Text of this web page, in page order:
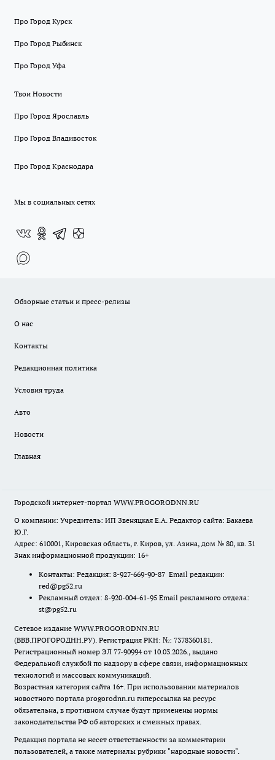
Про Город Курск
Про Город Рыбинск
Про Город Уфа
Твои Новости
Про Город Ярославль
Про Город Владивосток
Про Город Краснодара
Мы в социальных сетях
Обзорные статьи и пресс-релизы
О нас
Контакты
Редакционная политика
Условия труда
Авто
Новости
Главная
Городской интернет-портал WWW.PROGORODNN.RU
О компании: Учредитель: ИП Звеняцкая Е.А. Редактор сайта: Бакаева
Ю.Г.
Адрес: 610001, Кировская область, г. Киров, ул. Азина, дом № 80, кв. 31
Знак информационной продукции: 16+
Контакты: Редакция: 8-927-669-90-87 Email редакции:
red@pg52.ru
Рекламный отдел: 8-920-004-61-95 Email рекламного отдела:
st@pg52.ru
Сетевое издание WWW.PROGORODNN.RU
(ВВВ.ПРОГОРОДНН.РУ). Регистрация РКН: №: 7378360181.
Регистрационный номер ЭЛ 77-90994 от 10.03.2026., выдано
Федеральной службой по надзору в сфере связи, информационных
технологий и массовых коммуникаций.
Возрастная категория сайта 16+. При использовании материалов
новостного портала progorodnn.ru гиперссылка на ресурс
обязательна, в противном случае будут применены нормы
законодательства РФ об авторских и смежных правах.
Редакция портала не несет ответственности за комментарии
пользователей, а также материалы рубрики "народные новости".